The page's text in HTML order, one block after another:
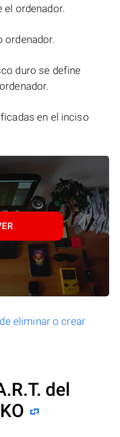
el ordenador.
ordenador.
duro se define
en el inciso
eliminar o crear
del